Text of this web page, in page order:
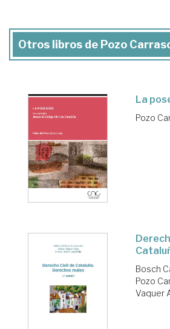
Otros libros de Pozo
La
Pozo
Bosch
Pozo
Vaquer